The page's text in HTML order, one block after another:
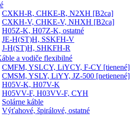
CXKH-R, CHKE-R, N2XH [B2ca]
CXKH-V, CHKE-V, NHXH [B2ca]
H05Z-K, H07Z-K, ostatné
JE-H(ST)H, SSKFH-V
J-H(ST)H, SHKFH-R
a vodiče flexibilné
CMFM, YSLCY, LiYCY, F-CY [tienené]
CMSM, YSLY, LiYY, JZ-500 [netienené]
H05V-K, H07V-K
H05VV-F, H03VV-F, CYH
Solárne káble
Výťahové, špirálové, ostatné